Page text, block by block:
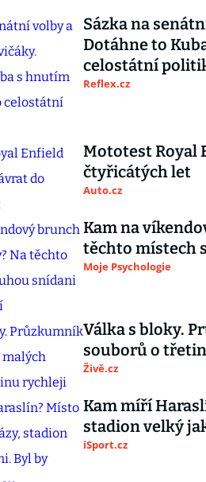
Sázka na
Dotáhne to
celostátní
Reflex.cz
Mototest Royal
čtyřicátých let
Auto.cz
Kam na
těchto místech
Moje Psychologie
Válka s bloky.
souborů o
Živě.cz
Kam míří
stadion velký
iSport.cz